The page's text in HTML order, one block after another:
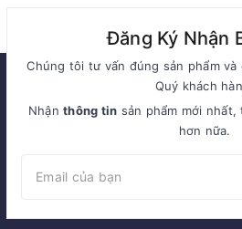
Đăng Ký Nhận
Chúng tôi tư vấn đúng sản phẩm
Quý khách
Nhậnthông tin sản phẩm mới
hơn nữa.